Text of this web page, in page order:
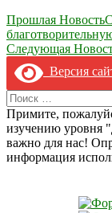
Навигация
по
записям
Прошлая Новость
Следующая
Версия
Search
for:
Примите,
изучению уровня
важно для нас!
информация